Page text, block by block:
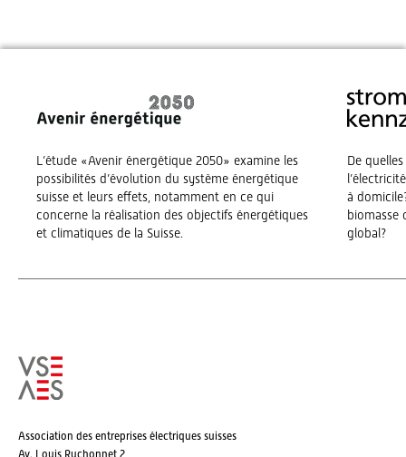
L’étude «Avenir énergétique 2050» examine les
possibilités d’évolution du système énergétique
suisse et leurs effets, notamment en ce qui
concerne la réalisation des objectifs énergétiques
et climatiques de la Suisse.
De
à
biomasse
global?
Association des entreprises électriques suisses